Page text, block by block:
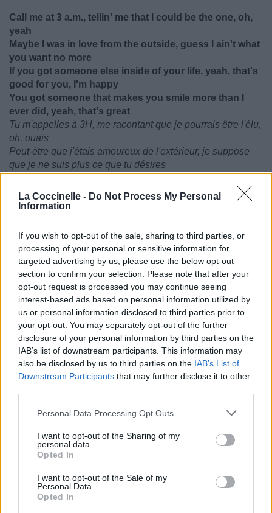
La Coccinelle - Do Not Process My Personal
Information
If you wish to opt-out of the sale, sharing to third parties, or
processing of your personal or sensitive information for
targeted advertising by us, please use the below opt-out
section to confirm your selection. Please note that after your
opt-out request is processed you may continue seeing
interest-based ads based on personal information utilized by
us or personal information disclosed to third parties prior to
your opt-out. You may separately opt-out of the further
disclosure of your personal information by third parties on the
IAB’s list of downstream participants. This information may
also be disclosed by us to third parties on the IAB’s List of
Downstream Participants that may further disclose it to other
Personal Data Processing Opt Outs
I want to opt-out of the Sharing of my
personal data.
Opted In
I want to opt-out of the Sale of my
Personal Data.
Opted In
Call me at 3 a.m., tellin' me that I could be the one, oh,
yeah
Maybe I was in love from the outside, guess I ain't what
you want no more
If you got someone else inside of your life, yeah, that's
good for you, I'm happy
You got someone that makes you smile more than I
ever did, yeah, that's great
Tu m'appelles à 3H, me racontant que je pourrais être l'élu,
oh, ouais
Peut-être que j'étais amoureux de l'extérieur, je suppose
que je ne suis plus ce que tu désires
toi, je suis heureux
Tu as quelqu'un qui te fait encore plus sourire que je ne le
I don't like that!
I don't like that, no! (I'm really sorry)
I don't like that!
Why you actin' shady on me?
Why you always tryna-
Why you always tryna play, I ain't got a clue right now
Everything I ever wanted was someone, I'm watching
them go
Je n'aime pas ça !
Je n'aime pas ça, non !
Je n'aime pas ça !
Pourquoi essaies-tu toujours de jouer, je n'ai toujours pas
Tout ce que j'ai toujours voulu était d'avoir quelqu'un, mais
je les vois s'en aller
Yeah, yeah, I'm done with that
Reminiscing 'bout all we had